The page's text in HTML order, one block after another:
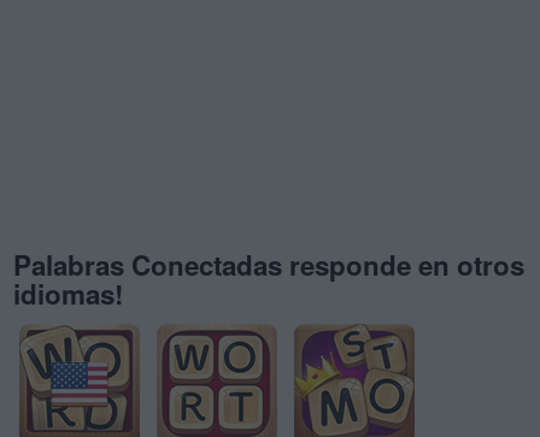
Palabras Conectadas responde en otros
idiomas!